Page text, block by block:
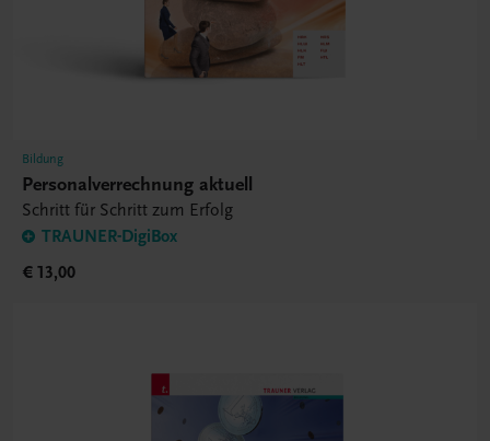
Bildung
Personalverrechnung aktuell
Schritt für Schritt zum Erfolg
TRAUNER-DigiBox
€ 13,00